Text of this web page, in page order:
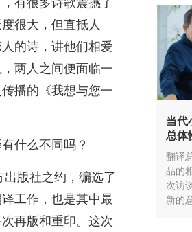
很大，但直抵人
的诗，讲他们相爱
两人之间便面临一
播的《我想与您一
什么不同吗？
版社之约，编选了
工作，也是其中最
再版和重印。这次
当代
总体
翻译
品的
次访
新的